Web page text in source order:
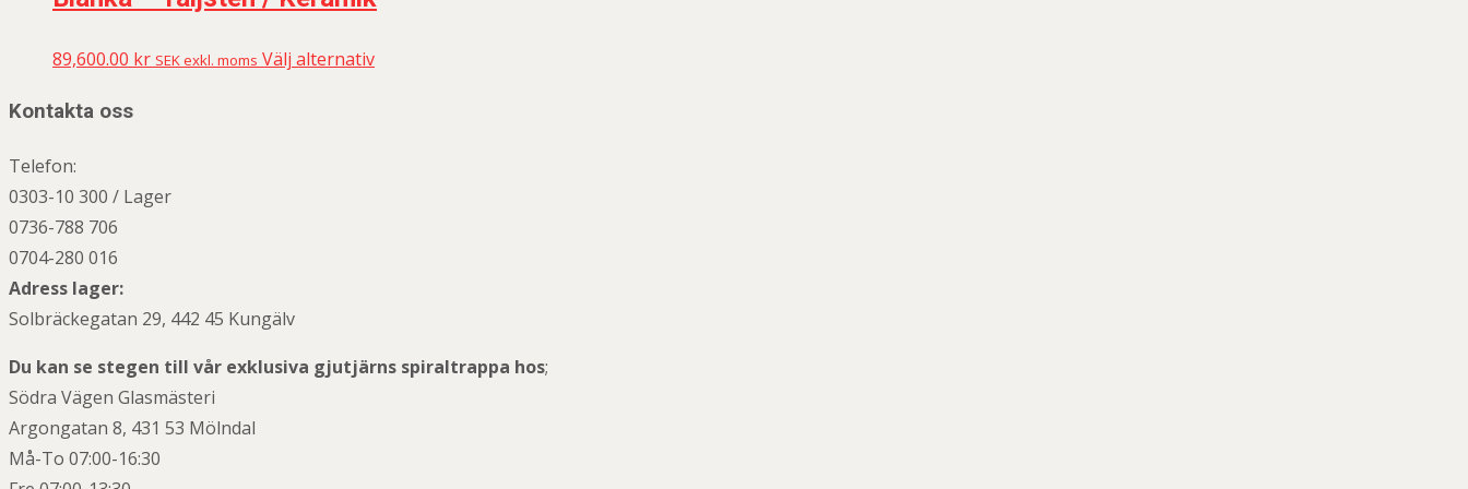
89,600.00 kr SEK exkl. moms Välj alternativ
Kontakta oss
Telefon:
0303-10 300 / Lager
0736-788 706
0704-280 016
Adress lager:
Solbräckegatan 29, 442 45 Kungälv
Du kan se stegen till vår exklusiva gjutjärns spiraltrappa hos;
Södra Vägen Glasmästeri
Argongatan 8, 431 53 Mölndal
Må-To 07:00-16:30